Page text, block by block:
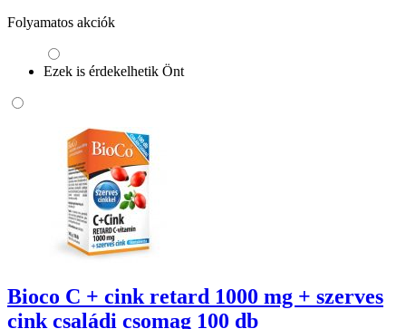
Folyamatos akciók
Ezek is érdekelhetik Önt
Bioco C + cink retard 1000 mg + szerves
cink családi csomag 100 db